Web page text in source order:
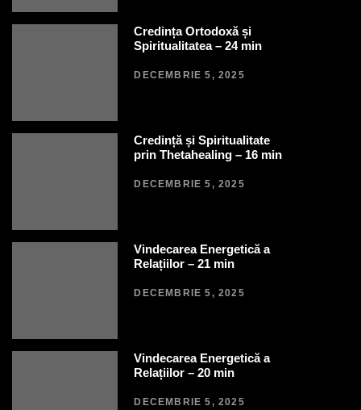
Credința Ortodoxă și
Spiritualitatea – 24 min
DECEMBRIE 5, 2025
Credință și Spiritualitate
prin Thetahealing – 16 min
DECEMBRIE 5, 2025
Vindecarea Energetică a
Relațiilor – 21 min
DECEMBRIE 5, 2025
Vindecarea Energetică a
Relațiilor – 20 min
DECEMBRIE 5, 2025